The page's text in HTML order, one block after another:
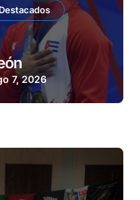
Destacados
7, 2026